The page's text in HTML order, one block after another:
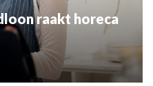
raakt horeca